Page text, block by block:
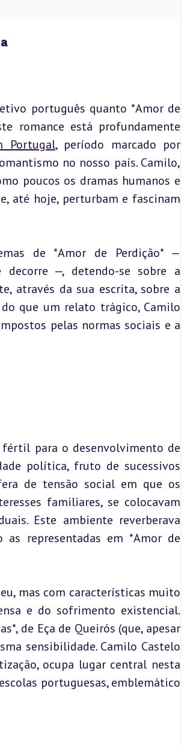
português quanto *Amor de
romance está profundamente
Portugal, período marcado por
no nosso país. Camilo,
poucos os dramas humanos e
até hoje, perturbam e fascinam
de *Amor de Perdição* —
—, detendo-se sobre a
através da sua escrita, sobre a
que um relato trágico, Camilo
pelas normas sociais e a
para o desenvolvimento de
política, fruto de sucessivos
de tensão social em que os
familiares, se colocavam
Este ambiente reverberava
representadas em *Amor de
mas com características muito
e do sofrimento existencial.
de Eça de Queirós (que, apesar
sensibilidade. Camilo Castelo
ocupa lugar central nesta
portuguesas, emblemático